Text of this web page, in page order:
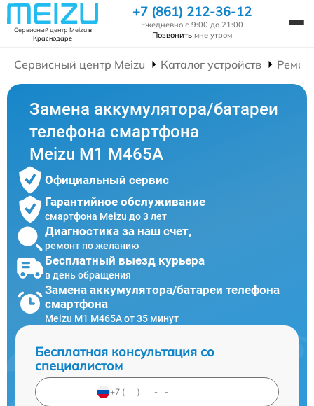
Сервисный центр Meizuв
Краснодаре
+7 (861) 212-36-12
Ежедневно с 9:00 до 21:00
Позвонить мне утром
Сервисный центр Meizu Каталог устройств
Замена аккумулятора/батареи
телефона смартфона
Meizu M1 M465A
Официальный сервис
Гарантийное обслуживание
смартфона Meizu до 3 лет
Диагностика за наш счет,
ремонт по желанию
Бесплатный выезд курьера
в день обращения
Замена аккумулятора/батареи телефона
смартфона
Meizu M1 M465A от 35 минут
Бесплатная консультация со
специалистом